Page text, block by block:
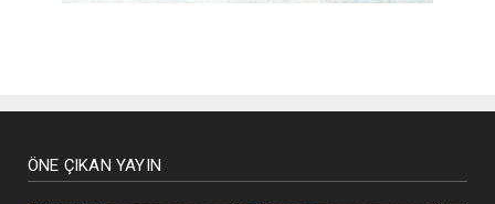
ÖNE ÇIKAN YAYIN